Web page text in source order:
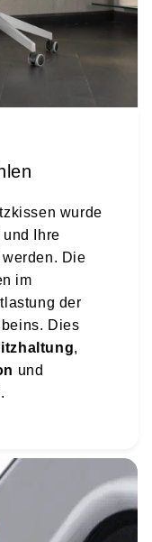
wurde
Ihre
Die
im
der
Dies
,
und
.